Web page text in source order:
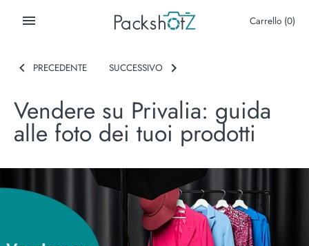
Carrello (0)
PRECEDENTE SUCCESSIVO
Vendere su Privalia: guida
alle foto dei tuoi prodotti